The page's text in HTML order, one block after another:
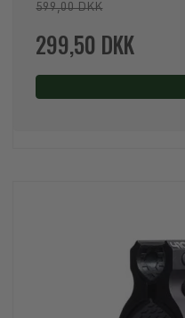
599,00 DKK
299,50 DKK